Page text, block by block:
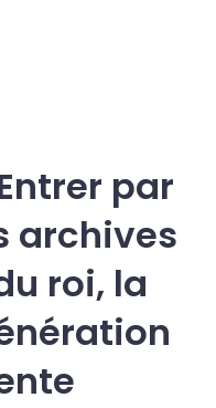
par
archives
roi, la